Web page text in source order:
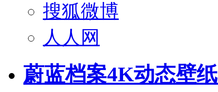
搜狐微博
人人网
蔚蓝档案4K动态壁